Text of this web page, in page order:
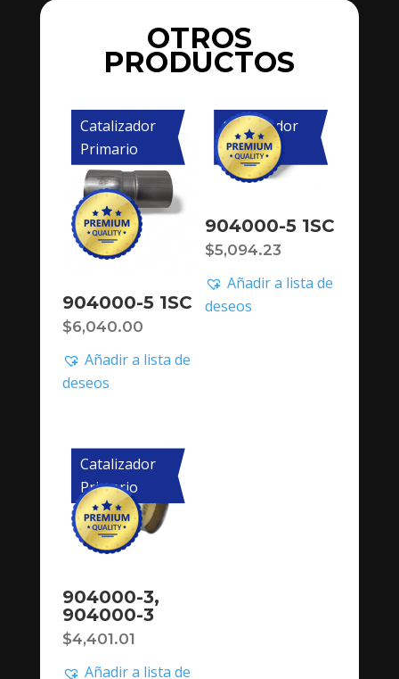
OTROS
PRODUCTOS
Catalizador
Primario
904000-5 1SC
$6,040.00
Añadir a lista de
deseos
Catalizador
Primario
904000-5 1SC
$5,094.23
Añadir a lista de
deseos
Catalizador
Primario
904000-3,
904000-3
$4,401.01
Añadir a lista de